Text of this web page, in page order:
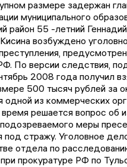
размере задержан
муниципального
район 55 -летний
возбуждено
По версии следствия,
2008 года получил
500 тысяч рублей за
одной из коммерческих
решается вопрос об
меры
под стражу. Уголовное
отдела по
прокуратуре РФ по